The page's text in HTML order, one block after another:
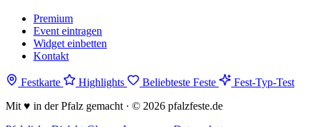
Premium
Event eintragen
Widget einbetten
Kontakt
Festkarte Highlights Beliebteste Feste
Fest-Typ-Test
Mit ♥ in der Pfalz gemacht · © 2026 pfalzfeste.de